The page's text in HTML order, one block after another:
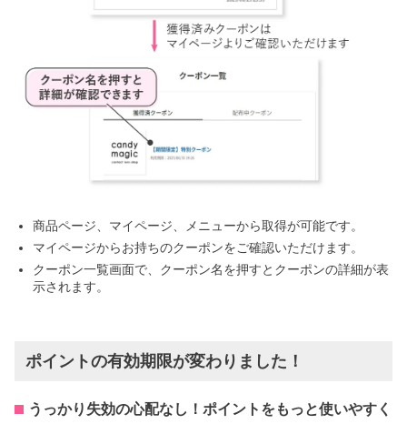
商品ページ、マイページ、メニューから取得が可能です。
マイページからお持ちのクーポンをご確認いただけます。
クーポン一覧画面で、クーポン名を押すとクーポンの詳細が表
示されます。
ポイントの有効期限が変わりました！
うっかり失効の心配なし！ポイントをもっと使いやすく